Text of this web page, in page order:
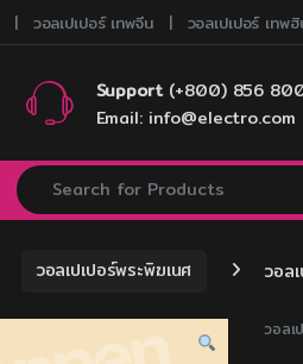
วอลเปเปอร์ เทพจีน วอลเปเปอร์ เทพ
Support(+800) 856
Email: info@electro.com
Search for:
วอลเปเปอร์พระพิฆเนศ วอล
วอลเ